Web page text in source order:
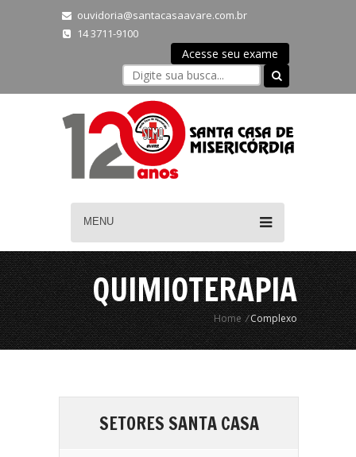
ouvidoria@santacasaavare.com.br
14 3711-9100
Acesse seu exame
MENU
QUIMIOTERAPIA
Home /Complexo
SETORES SANTA CASA